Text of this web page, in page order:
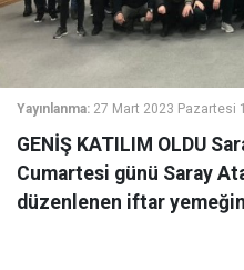
Yayınlanma: 27 Mart 2023 Pazartesi
GENİŞ KATILIM OLDU
Cumartesi günü Saray
düzenlenen iftar